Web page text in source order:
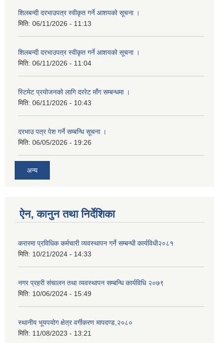
शिलबन्दी दरभाउपत्र स्वीकृत गर्ने आशयको सूचना ।
मिति: 06/11/2026 - 11:13
शिलबन्दी दरभाउपत्र स्वीकृत गर्ने आशयको सूचना ।
मिति: 06/11/2026 - 11:04
स्टिमेट प्रयोजनको लागि दररेट माँग सम्बन्धमा ।
मिति: 06/11/2026 - 10:43
दरभाउ पत्र पेश गर्ने सम्बन्धि सूचना ।
मिति: 06/05/2026 - 19:26
अन्य
ऐन, कानुन तथा निर्देशिका
करारमा प्रविधिक कर्मचारी व्यवस्थापन गर्ने सम्बन्धी कार्यविधी२०८१
मिति: 10/21/2024 - 14:33
नगर प्रहरी संचालन तथा व्यवस्थापन सम्बन्धि कार्यविधि २०७९
मिति: 10/06/2024 - 15:49
स्थानीय भूयपयोग क्षेत्र वर्गीकरण मापदण्ड,२०८०
मिति: 11/08/2023 - 13:21